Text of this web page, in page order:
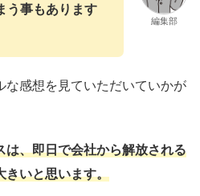
う事もあります
編集部
な感想を見ていただいていかが
は、即日で会社から解放される
きいと思います。